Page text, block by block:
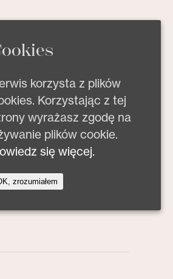
korzysta z plików
Korzystając z tej
wyrażasz zgodę na
plików cookie.
się więcej.
zrozumiałem